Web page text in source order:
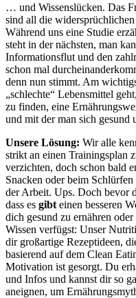
… und Wissenslücken. Das
sind all die
Während uns eine Studie
steht in der nächsten, man
Informationsflut und den
schon mal
denn nun stimmt. Am
„schlechte“ Lebensmittel
zu finden, eine
und mit der man sich gesund
Unsere Lösung: Wir alle
strikt an einen Trainingsplan
verzichten, doch schon bald
Snacken oder beim
der Arbeit. Ups. Doch bevor
dass es gibt einen besseren
dich gesund zu ernähren
Wissen verfügst: Unser
dir großartige Rezeptideen,
basierend auf dem Clean
Motivation ist gesorgt. Du
und Infos und kannst dir so
aneignen, um